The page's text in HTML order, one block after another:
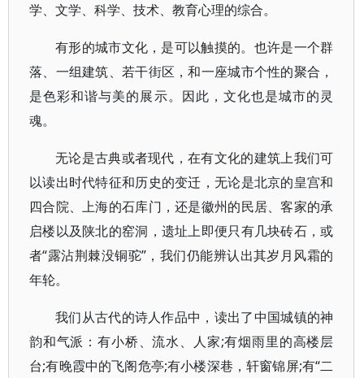
学、文学、科学、技术、教育心理的综合。
有形的城市文化，是可以触摸的。也许是一个群
落、一组建筑、若干街区，和一座城市个性的聚合，
是色彩和谐与美的展示。因此，文化也是城市的灵
魂。
无论是古典或者现代，在有文化的建筑上我们可
以读出时代特征和历史的变迁，无论是北京的皇宫和
四合院、上海的石库门，还是徽州的民居、客家的承
启楼以及陕北的窑洞，遗址上即便只有几块砖石，或
者“露沾荆棘没铜驼”，我们仍能辨认出其岁月风霜的
年轮。
我们从古代的诗人作品中，读出了中国城镇的神
韵和气派：有小桥、流水、人家;有烟雨里的高楼层
台;有晚霞中的飞阁危亭;有小楼深巷，轩窗锦屏;有“二